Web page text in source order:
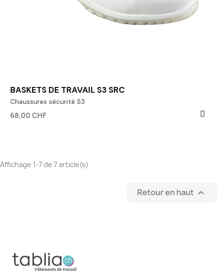
BASKETS DE TRAVAIL S3 SRC
Chaussures sécurité S3
68,00 CHF
Affichage 1-7 de 7 article(s)
Retour en haut 